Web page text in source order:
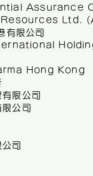
Assurance
Resources Ltd.
有限公司
Hong Kong
限公司
公司
司